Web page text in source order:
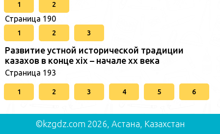
1 2
Страница 190
1 2 3
Развитие устной исторической традиции
казахов в конце xіх – начале хх века
Страница 193
1 2 3 4 5 6
©kzgdz.com 2026, Астана, Казахстан